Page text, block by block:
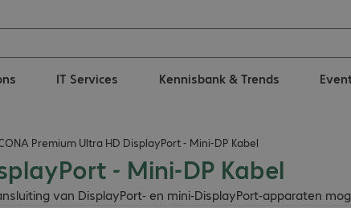
IT Services Kennisbank & Trends
Premium Ultra HD DisplayPort - Mini-DP Kabel
- Mini-DP Kabel
van DisplayPort- en mini-DisplayPort-apparaten